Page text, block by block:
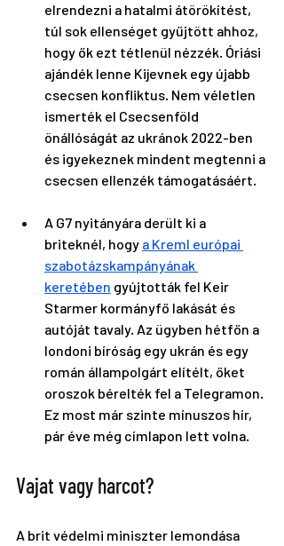
elrendezni a hatalmi átörökítést,
túl sok ellenséget gyűjtött ahhoz,
hogy ők ezt tétlenül nézzék. Óriási
ajándék lenne Kijevnek egy újabb
csecsen konfliktus. Nem véletlen
ismerték el Csecsenföld
önállóságát az ukránok 2022-ben
és igyekeznek mindent megtenni a
csecsen ellenzék támogatásáért.
A G7 nyitányára derült ki a
briteknél, hogy a Kreml európai
szabotázskampányának
keretében gyújtották fel Keir
Starmer kormányfő lakását és
autóját tavaly. Az ügyben hétfőn a
londoni bíróság egy ukrán és egy
román állampolgárt elítélt, őket
oroszok bérelték fel a Telegramon.
Ez most már szinte mínuszos hír,
pár éve még címlapon lett volna.
Vajat vagy harcot?
A brit védelmi miniszter lemondása